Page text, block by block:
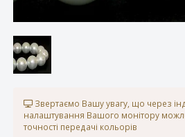
Звертаємо Вашу увагу, що через
налаштування Вашого монітору
точності передачі кольорів